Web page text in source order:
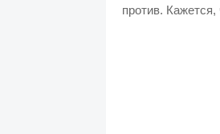
против.